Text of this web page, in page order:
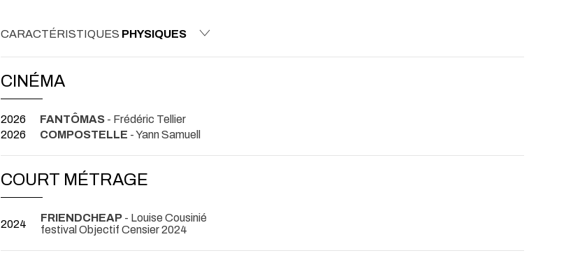
CARACTÉRISTIQUES PHYSIQUES
CINÉMA
2026 FANTÔMAS - Frédéric Tellier
2026
COMPOSTELLE - Yann Samuell
COURT MÉTRAGE
2024 FRIENDCHEAP - Louise Cousinié
festival Objectif Censier 2024